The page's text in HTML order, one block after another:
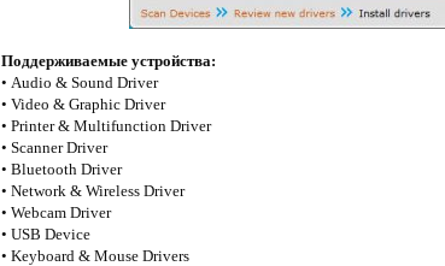
Поддерживаемые устройства:
• Audio & Sound Driver
• Video & Graphic Driver
• Printer & Multifunction Driver
• Scanner Driver
• Bluetooth Driver
• Network & Wireless Driver
• Webcam Driver
• USB Device
• Keyboard & Mouse Drivers